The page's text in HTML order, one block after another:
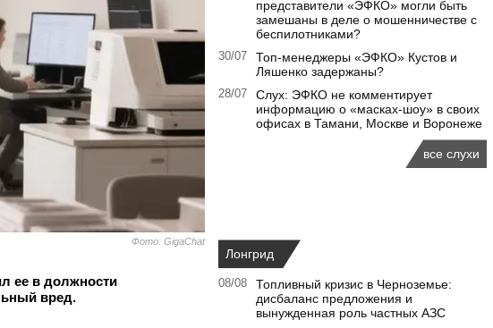
Фото: GigaChat
ее в должности
вред.
представители «ЭФКО» могли быть
замешаны в деле о мошенничестве с
беспилотниками?
30/07
Топ-менеджеры «ЭФКО» Кустов и
Ляшенко задержаны?
28/07
Слух: ЭФКО не комментирует
информацию о «масках-шоу» в своих
офисах в Тамани, Москве и Воронеже
все слухи
Лонгрид
08/08
Топливный кризис в Черноземье:
дисбаланс предложения и
вынужденная роль частных АЗС